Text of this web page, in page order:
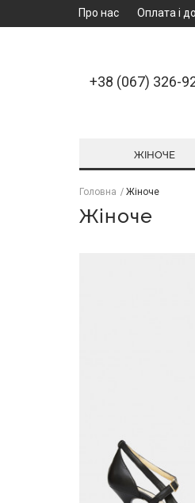
Про нас Оплата і
+38 (067) 326-
ЖІНОЧЕ
Головна Жіноче
Жіноче